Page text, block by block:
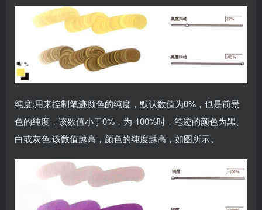
纯度:用来控制笔迹颜色的纯度，默认数值为0%，也是前景
色的纯度，该数值小于0%，为-100%时，笔迹的颜色为黑、
白或灰色;该数值越高，颜色的纯度越高，如图所示。